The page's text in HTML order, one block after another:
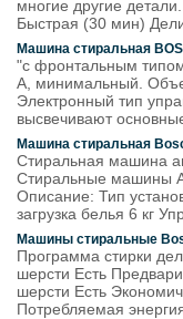
многие другие
Быстрая (30 мин)
Машина стиральная
"с фронтальным типом
А, минимальный.
Электронный тип
высвечивают
Машина стиральная
Стиральная машина
Стиральные машины
Описание: Тип
загрузка белья 6 кг
Машины стиральные
Программа стирки
шерсти Есть
шерсти Есть
Потребляемая